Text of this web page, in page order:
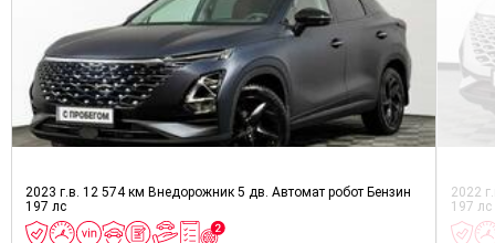
2023 г.в. 12 574 км Внедорожник 5 дв. Автомат робот Бензин
197 лс
2022
197 лс